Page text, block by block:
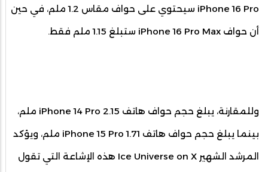
iPhone 16 Pro سيحتوي على حواف مقاس 1.2 ملم، في حين
أن حواف iPhone 16 Pro Max ستبلغ 1.15 ملم فقط.
وللمقارنة، يبلغ حجم حواف هاتف iPhone 14 Pro 2.15 ملم،
بينما يبلغ حجم حواف هاتف iPhone 15 Pro 1.71 ملم، ويؤكد
المرشد الشهير Ice Universe on X هذه الإشاعة التي تقول